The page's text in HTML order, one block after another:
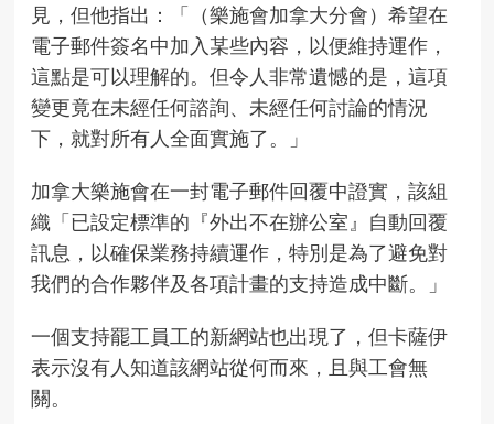
見，但他指出：「（樂施會加拿大分會）希望在
電子郵件簽名中加入某些內容，以便維持運作，
這點是可以理解的。但令人非常遺憾的是，這項
變更竟在未經任何諮詢、未經任何討論的情況
下，就對所有人全面實施了。」
加拿大樂施會在一封電子郵件回覆中證實，該組
織「已設定標準的『外出不在辦公室』自動回覆
訊息，以確保業務持續運作，特別是為了避免對
我們的合作夥伴及各項計畫的支持造成中斷。」
一個支持罷工員工的新網站也出現了，但卡薩伊
表示沒有人知道該網站從何而來，且與工會無
關。